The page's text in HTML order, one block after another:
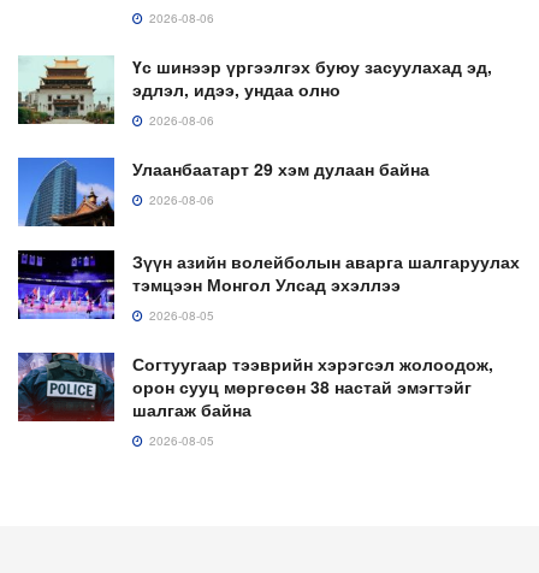
2026-08-06
Үс шинээр үргээлгэх буюу засуулахад эд,
эдлэл, идээ, ундаа олно
2026-08-06
Улаанбаатарт 29 хэм дулаан байна
2026-08-06
Зүүн азийн волейболын аварга шалгаруулах
тэмцээн Монгол Улсад эхэллээ
2026-08-05
Согтуугаар тээврийн хэрэгсэл жолоодож,
орон сууц мөргөсөн 38 настай эмэгтэйг
шалгаж байна
2026-08-05